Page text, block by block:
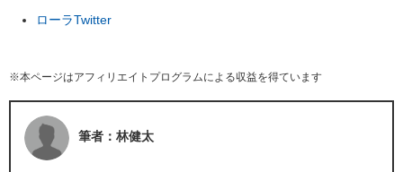
ローラTwitter
※本ページはアフィリエイトプログラムによる収益を得ています
筆者：林健太